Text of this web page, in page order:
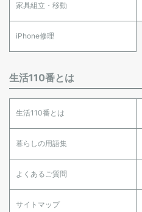
家具組立・移動
iPhone修理
生活110番とは
生活110番とは
暮らしの用語集
よくあるご質問
サイトマップ